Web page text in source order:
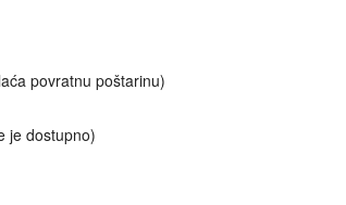
povratnu poštarinu)
je dostupno)